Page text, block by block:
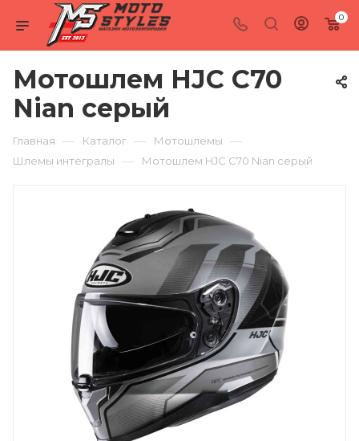
0
Мотошлем HJC C70
Nian серый
Главная — Каталог — Мотошлемы —
Шлемы интегралы — Мотошлем HJC C70 Nian серый